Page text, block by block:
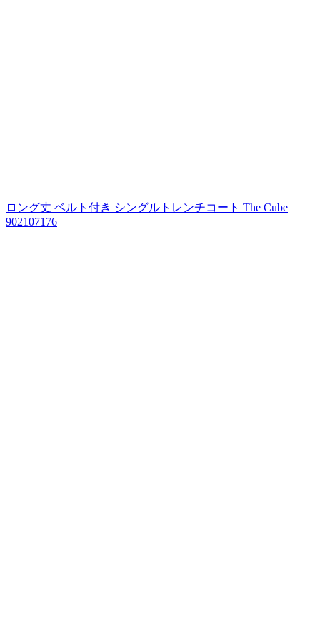
ロング丈 ベルト付き シングルトレンチコート The Cube
902107176